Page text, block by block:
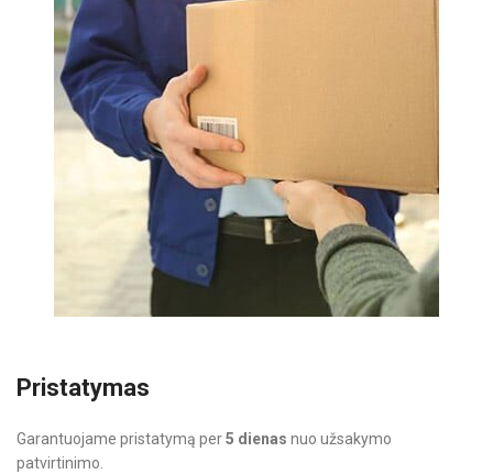
Pristatymas
Garantuojame pristatymą per5 dienas nuo užsakymo
patvirtinimo.